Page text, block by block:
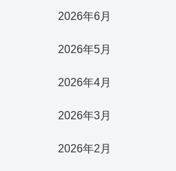
2026年6月
2026年5月
2026年4月
2026年3月
2026年2月